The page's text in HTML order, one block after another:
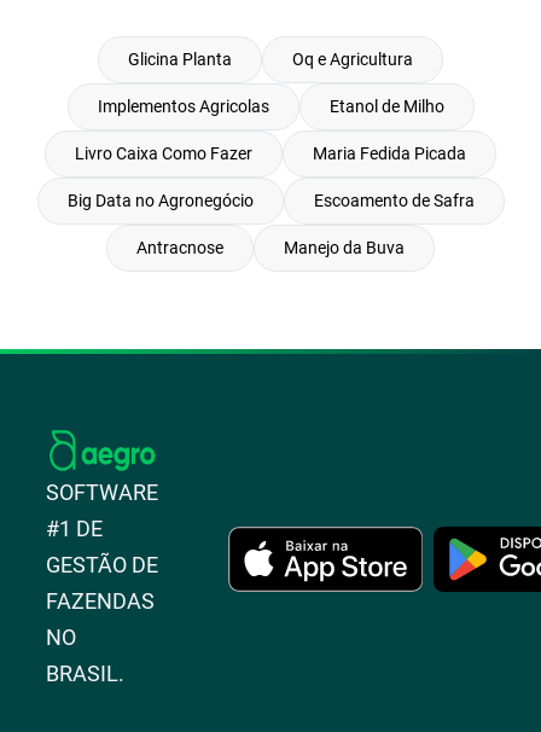
Glicina Planta Oq e Agricultura
Implementos Agricolas Etanol de Milho
Livro Caixa Como Fazer Maria Fedida Picada
Big Data no Agronegócio Escoamento de Safra
Antracnose Manejo da Buva
SOFTWARE
#1 DE
GESTÃO DE
FAZENDAS
NO
BRASIL.